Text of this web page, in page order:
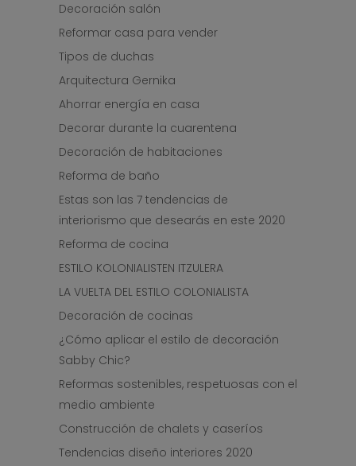
Decoración salón
Reformar casa para vender
Tipos de duchas
Arquitectura Gernika
Ahorrar energía en casa
Decorar durante la cuarentena
Decoración de habitaciones
Reforma de baño
Estas son las 7 tendencias de
interiorismo que desearás en este 2020
Reforma de cocina
ESTILO KOLONIALISTEN ITZULERA
LA VUELTA DEL ESTILO COLONIALISTA
Decoración de cocinas
¿Cómo aplicar el estilo de decoración
Sabby Chic?
Reformas sostenibles, respetuosas con el
medio ambiente
Construcción de chalets y caseríos
Tendencias diseño interiores 2020